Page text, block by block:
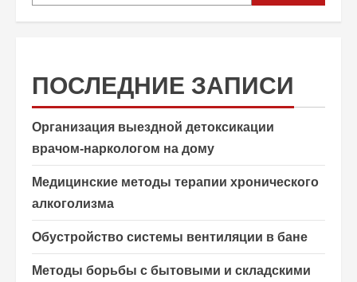
ПОСЛЕДНИЕ ЗАПИСИ
Организация выездной детоксикации
врачом-наркологом на дому
Медицинские методы терапии хронического
алкоголизма
Обустройство системы вентиляции в бане
Методы борьбы с бытовыми и складскими